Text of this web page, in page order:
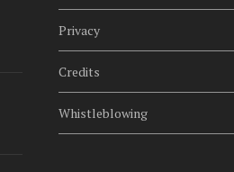
Privacy
Credits
Whistleblowing